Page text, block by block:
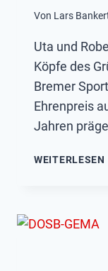
Von Lars
Uta und
Köpfe des
Bremer
Ehrenpreis
Jahren
WEITERLESEN